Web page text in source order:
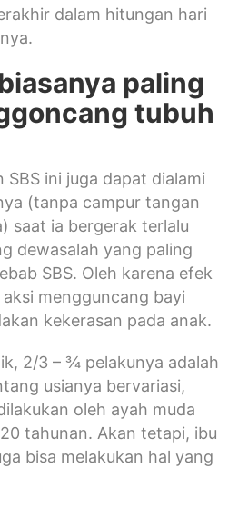
dalam hitungan hari
paling
tubuh
SBS ini juga dapat dialami
(tanpa campur tangan
saat ia bergerak terlalu
dewasalah yang paling
SBS. Oleh karena efek
mengguncang bayi
kekerasan pada anak.
2/3 – ¾ pelakunya adalah
usianya bervariasi,
oleh ayah muda
tahunan. Akan tetapi, ibu
bisa melakukan hal yang